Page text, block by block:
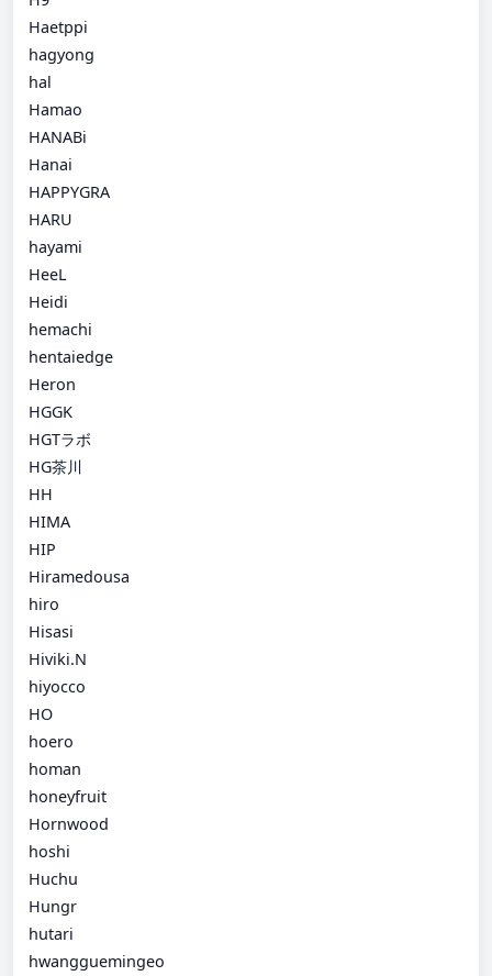
Haetppi
hagyong
hal
Hamao
HANABi
Hanai
HAPPYGRA
HARU
hayami
HeeL
Heidi
hemachi
hentaiedge
Heron
HGGK
HGTラボ
HG茶川
HH
HIMA
HIP
Hiramedousa
hiro
Hisasi
Hiviki.N
hiyocco
HO
hoero
homan
honeyfruit
Hornwood
hoshi
Huchu
Hungr
hutari
hwangguemingeo